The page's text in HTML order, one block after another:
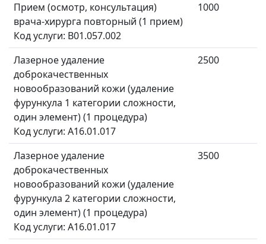
Прием (осмотр, консультация)
врача-хирурга повторный (1 прием)
Код услуги: B01.057.002
1000
Лазерное удаление
доброкачественных
новообразований кожи (удаление
фурункула 1 категории сложности,
один элемент) (1 процедура)
Код услуги: A16.01.017
2500
Лазерное удаление
доброкачественных
новообразований кожи (удаление
фурункула 2 категории сложности,
один элемент) (1 процедура)
Код услуги: A16.01.017
3500